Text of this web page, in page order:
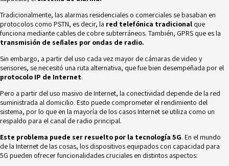
Tradicionalmente, las alarmas residenciales o comerciales se basaban en
protocolos como PSTN, es decir, la red telefónica tradicional que
funciona mediante cables de cobre subterráneos. También, GPRS que es la
transmisión de señales por ondas de radio.
Sin embargo, a partir del uso cada vez mayor de cámaras de video y
sensores, se necesitó una ruta alternativa, que fue bien desempeñada por el
protocolo IP de Internet.
Pero a partir del uso masivo de Internet, la conectividad depende de la red
suministrada al domicilio. Esto puede comprometer el rendimiento del
sistema, por lo que en la mayoría de los casos Internet se utiliza como un
respaldo para el canal de radio principal.
Este problema puede ser resuelto por la tecnología 5G. En el mundo
de la Internet de las cosas, los dispositivos equipados con capacidad para
5G pueden ofrecer funcionalidades cruciales en distintos aspectos: